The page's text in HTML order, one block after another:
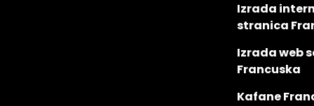
Izrada
stranica
Izrada web
Francuska
Kafane